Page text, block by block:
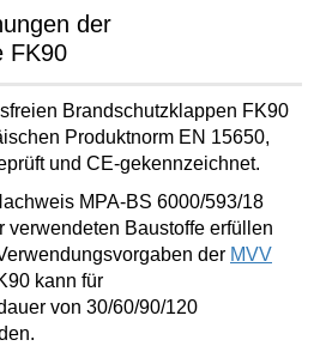
der
FK90
Brandschutzklappen FK90
Produktnorm EN 15650,
und CE-gekennzeichnet.
MPA-BS 6000/593/18
verwendeten Baustoffe erfüllen
der MVV
kann für
von 30/60/90/120